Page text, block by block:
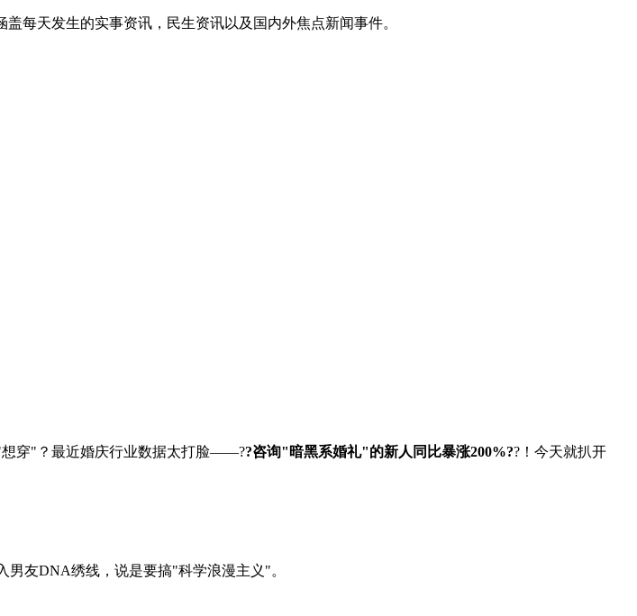
每天发生的实事资讯，民生资讯以及国内外焦点新闻事件。
想穿"？最近婚庆行业数据太打脸——??咨询"暗黑系婚礼"的新人同比暴涨200%??！今天就扒开
男友DNA绣线，说是要搞"科学浪漫主义"。